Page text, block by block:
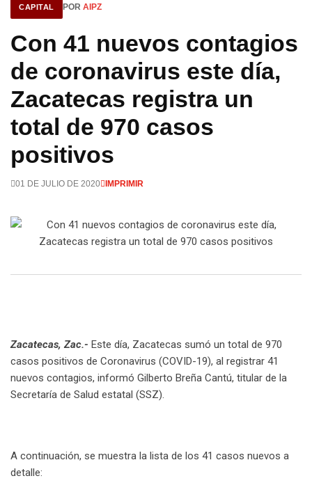
CAPITAL POR AIPZ
Con 41 nuevos contagios
de coronavirus este día,
Zacatecas registra un
total de 970 casos
positivos
01 DE JULIO DE 2020 IMPRIMIR
Zacatecas, Zac.- Este día, Zacatecas sumó un total de 970
casos positivos de Coronavirus (COVID-19), al registrar 41
nuevos contagios, informó Gilberto Breña Cantú, titular de la
Secretaría de Salud estatal (SSZ).
A continuación, se muestra la lista de los 41 casos nuevos a
detalle: